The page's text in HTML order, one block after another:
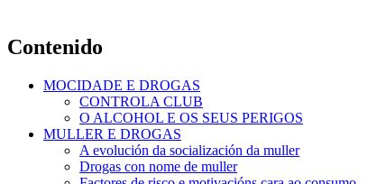
Contenido
MOCIDADE E DROGAS
CONTROLA CLUB
O ALCOHOL E OS SEUS PERIGOS
MULLER E DROGAS
A evolución da socialización da muller
Drogas con nome de muller